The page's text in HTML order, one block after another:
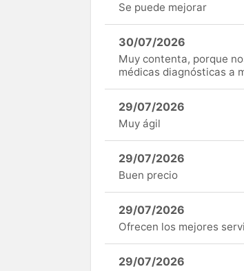
Se puede mejorar
30/07/2026
Muy contenta, porque
médicas diagnósticas a
29/07/2026
Muy ágil
29/07/2026
Buen precio
29/07/2026
Ofrecen los mejores
29/07/2026